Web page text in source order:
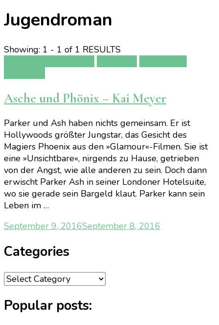
Jugendroman
Showing: 1 - 1 of 1 RESULTS
Asche und Phönix – Kai Meyer
Parker und Ash haben nichts gemeinsam. Er ist
Hollywoods größter Jungstar, das Gesicht des
Magiers Phoenix aus den »Glamour«-Filmen. Sie ist
eine »Unsichtbare«, nirgends zu Hause, getrieben
von der Angst, wie alle anderen zu sein. Doch dann
erwischt Parker Ash in seiner Londoner Hotelsuite,
wo sie gerade sein Bargeld klaut. Parker kann sein
Leben im …
September 9, 2016September 8, 2016
Categories
Categories
Popular posts: